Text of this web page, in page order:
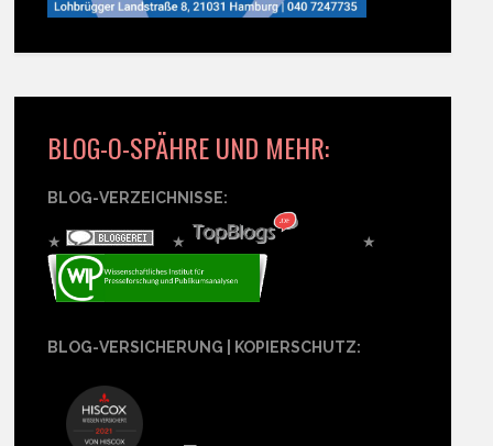
BLOG-O-SPÄHRE UND MEHR:
BLOG-VERZEICHNISSE:
★ ★ ★
BLOG-VERSICHERUNG | KOPIERSCHUTZ: